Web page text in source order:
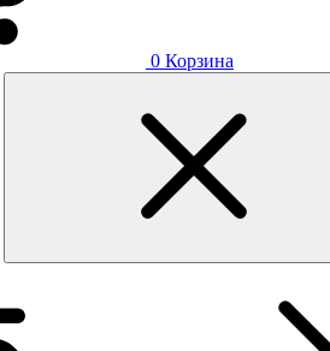
0 Корзина